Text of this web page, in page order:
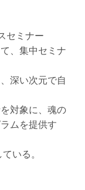
セミナー
、集中セミナ
深い次元で自
対象に、魂の
ムを提供す
いる。